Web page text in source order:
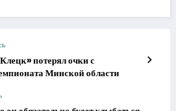
потерял очки с
Минской области